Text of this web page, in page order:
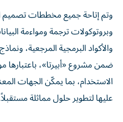
وتم إتاحة جميع مخططات تصميم
وبروتوكولات ترجمة ومواءمة
والأكواد البرمجية المرجعية،
ضمن مشروع «أبيرتا»، باعتبارها
الاستخدام، بما يمكّن الجهات
عليها لتطوير حلول مماثلة